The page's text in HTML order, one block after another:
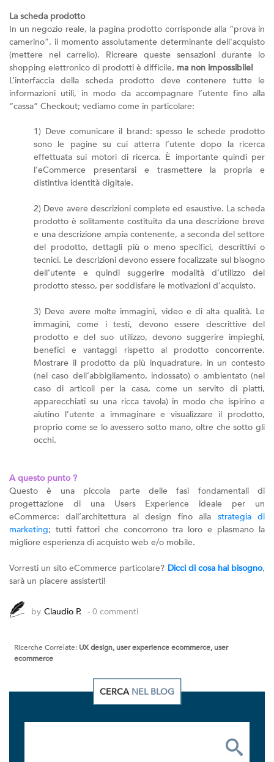
La scheda prodotto
In un negozio reale, la pagina prodotto corrisponde alla “prova in
camerino”, il momento assolutamente determinante dell'acquisto
(mettere nel carrello). Ricreare queste sensazioni durante lo
shopping elettronico di prodotti è difficile, ma non impossibile!
L’interfaccia della scheda prodotto deve contenere tutte le
informazioni utili, in modo da accompagnare l’utente fino alla
“cassa” Checkout; vediamo come in particolare:
1) Deve comunicare il brand: spesso le schede prodotto
sono le pagine su cui atterra l’utente dopo la ricerca
effettuata sui motori di ricerca. È importante quindi per
l’eCommerce presentarsi e trasmettere la propria e
distintiva identità digitale.
2) Deve avere descrizioni complete ed esaustive. La scheda
prodotto è solitamente costituita da una descrizione breve
e una descrizione ampia contenente, a seconda del settore
del prodotto, dettagli più o meno specifici, descrittivi o
tecnici. Le descrizioni devono essere focalizzate sul bisogno
dell’utente e quindi suggerire modalità d’utilizzo del
prodotto stesso, per soddisfare le motivazioni d’acquisto.
3) Deve avere molte immagini, video e di alta qualità. Le
immagini, come i testi, devono essere descrittive del
prodotto e del suo utilizzo, devono suggerire impieghi,
benefici e vantaggi rispetto al prodotto concorrente.
Mostrare il prodotto da più inquadrature, in un contesto
(nel caso dell’abbigliamento, indossato) o ambientato (nel
caso di articoli per la casa, come un servito di piatti,
apparecchiati su una ricca tavola) in modo che ispirino e
aiutino l’utente a immaginare e visualizzare il prodotto,
proprio come se lo avessero sotto mano, oltre che sotto gli
occhi.
A questo punto ?
Questo è una piccola parte delle fasi fondamentali di
progettazione di una Users Experience ideale per un
eCommerce: dall’architettura al design fino alla strategia di
marketing; tutti fattori che concorrono tra loro e plasmano la
migliore esperienza di acquisto web e/o mobile.
Vorresti un sito eCommerce particolare? Dicci di cosa hai bisogno,
sarà un piacere assisterti!
by Claudio P. - 0 commenti
Ricerche Correlate: UX design, user experience ecommerce, user
ecommerce
CERCA NEL BLOG